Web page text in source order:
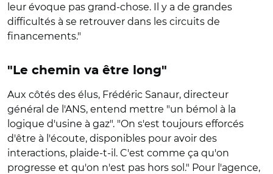
leur évoque pas grand-chose. Il y a de grandes
difficultés à se retrouver dans les circuits de
financements."
"Le chemin va être long"
Aux côtés des élus, Frédéric Sanaur, directeur
général de l'ANS, entend mettre "un bémol à la
logique d'usine à gaz". "On s'est toujours efforcés
d'être à l'écoute, disponibles pour avoir des
interactions, plaide-t-il. C'est comme ça qu'on
progresse et qu'on n'est pas hors sol." Pour l'agence,